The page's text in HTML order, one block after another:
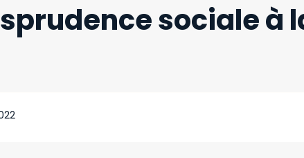
sociale à